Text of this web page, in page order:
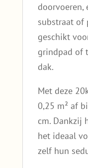
doorvoeren,
substraat of
geschikt
grindpad of
dak.
Met deze
0,25 m² af
cm. Dankzij
het ideaal
zelf hun